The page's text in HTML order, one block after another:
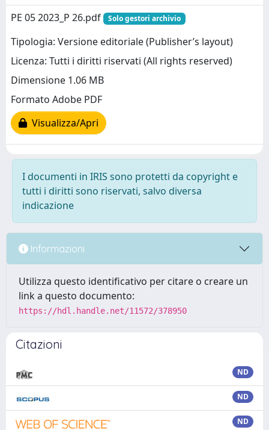
PE 05 2023_P 26.pdf
Solo gestori archivio
Tipologia: Versione editoriale (Publisher’s layout)
Licenza: Tutti i diritti riservati (All rights reserved)
Dimensione 1.06 MB
Formato Adobe PDF
Visualizza/Apri
I documenti in IRIS sono protetti da copyright e
tutti i diritti sono riservati, salvo diversa
indicazione
Informazioni
Utilizza questo identificativo per citare o creare un
link a questo documento:
https://hdl.handle.net/11572/378950
Citazioni
ND
ND
ND